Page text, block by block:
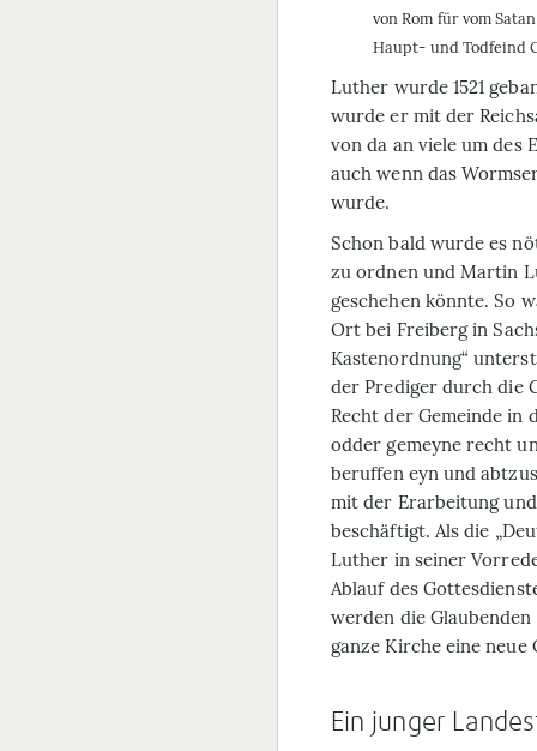
von Rom für vom
Haupt- und Todfeind
Luther wurde 1521
wurde er mit der
von da an viele um des
auch wenn das
wurde.
Schon bald wurde es
zu ordnen und Martin
geschehen könnte. So
Ort bei Freiberg in
Kastenordnung“
der Prediger durch die
Recht der Gemeinde in
odder gemeyne recht
beruffen eyn und
mit der Erarbeitung
beschäftigt. Als die
Luther in seiner
Ablauf des
werden die
ganze Kirche eine
Ein junger